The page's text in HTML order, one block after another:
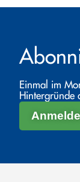
Einmal im
Hintergründe